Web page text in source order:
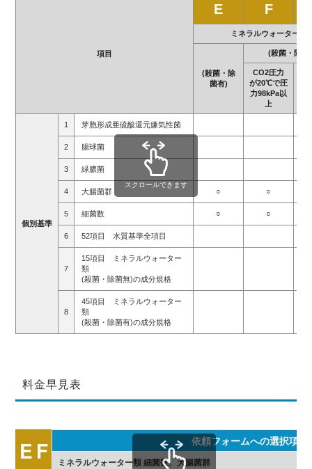
項目
E F
ミネラルウォーター類
(殺菌・除
菌有)
(殺菌・除菌
CO2圧力
が20℃で圧
力98kPa以
上
個別基準
1 芽胞形成亜硫酸還元嫌気性菌
2 腸球菌
3 緑膿菌
4 大腸菌群 ○ ○
5 細菌数 ○ ○
6 52項目 水質基準全項目
7
15項目 ミネラルウォーター
類
(殺菌・除菌無)の成分規格
8
45項目 ミネラルウォーター
類
(殺菌・除菌有)の成分規格
スクロールできます
料金早見表
EF 依頼フォームへの選択項目
ミネラルウォーター類 細菌数、大腸菌群